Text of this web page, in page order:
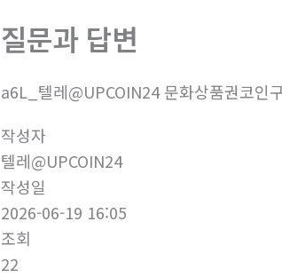
질문과 답변
a6L_텔레@UPCOIN24 문화상품권코인
작성자
텔레@UPCOIN24
작성일
2026-06-19 16:05
조회
22